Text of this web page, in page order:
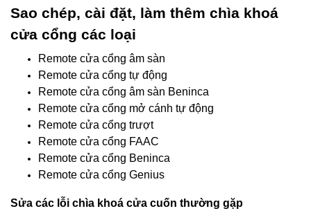
Sao chép, cài đặt, làm thêm chìa khoá
cửa cổng các loại
Remote cửa cổng âm sàn
Remote cửa cổng tự động
Remote cửa cổng âm sàn Beninca
Remote cửa cổng mở cánh tự động
Remote cửa cổng trượt
Remote cửa cổng FAAC
Remote cửa cổng Beninca
Remote cửa cổng Genius
Sửa các lỗi chìa khoá cửa cuốn thường gặp